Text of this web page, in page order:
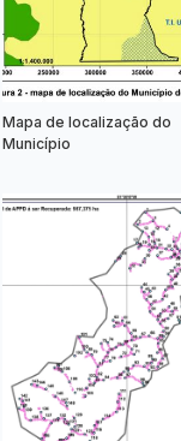
Mapa de localização do
Município